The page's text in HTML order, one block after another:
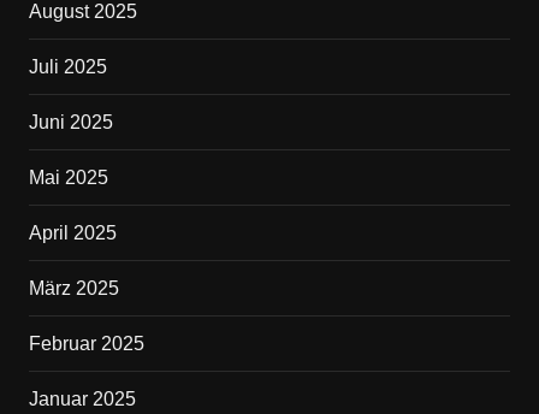
August 2025
Juli 2025
Juni 2025
Mai 2025
April 2025
März 2025
Februar 2025
Januar 2025